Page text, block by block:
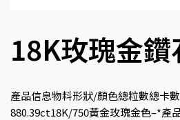
18K玫瑰金鑽
產品信息物料形狀/顏色總粒數總卡
880.39ct18K/750黃金玫瑰金色–*產